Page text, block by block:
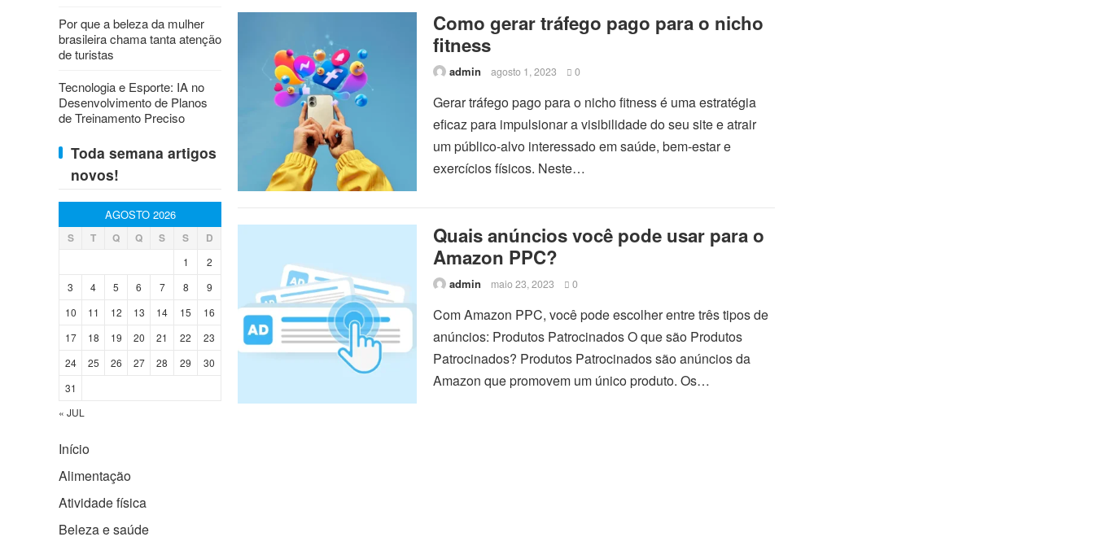
Como gerar tráfego pago para o nicho
fitness
admin agosto 1, 2023 0
Gerar tráfego pago para o nicho fitness é uma estratégia
eficaz para impulsionar a visibilidade do seu site e atrair
um público-alvo interessado em saúde, bem-estar e
exercícios físicos. Neste…
Quais anúncios você pode usar para o
Amazon PPC?
admin maio 23, 2023 0
Com Amazon PPC, você pode escolher entre três tipos de
anúncios: Produtos Patrocinados O que são Produtos
Patrocinados? Produtos Patrocinados são anúncios da
Amazon que promovem um único produto. Os…
Por que a beleza da mulher
brasileira chama tanta atenção
de turistas
Tecnologia e Esporte: IA no
Desenvolvimento de Planos
de Treinamento Preciso
Toda semana artigos
novos!
AGOSTO 2026
S T Q Q S S D
1
2
3
4 5 6 7 8
9
10
11 12 13 14 15
16
17
18 19 20 21 22
23
24
25 26 27 28 29
30
31
« JUL
Início
Alimentação
Atividade física
Beleza e saúde